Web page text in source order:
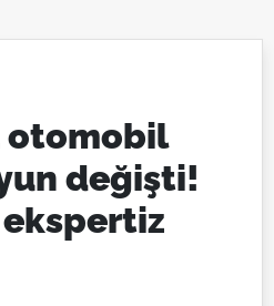
otomobil
değişti!